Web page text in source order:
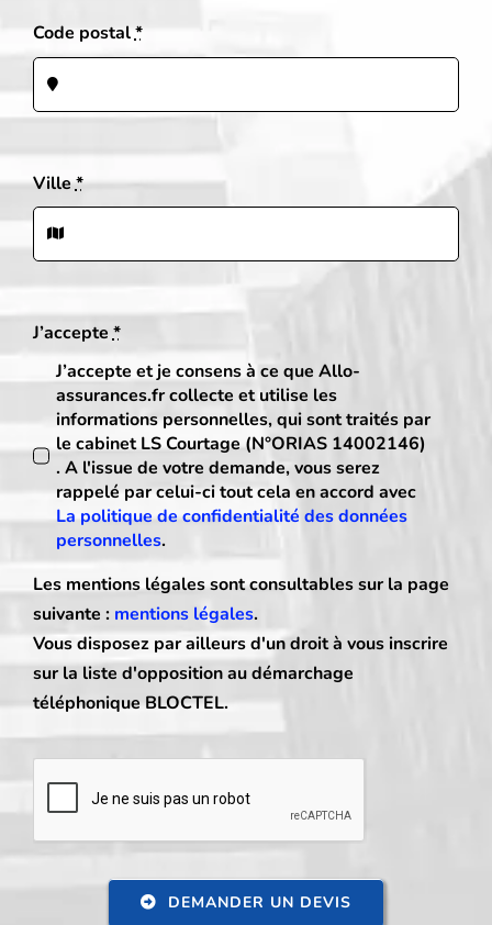
Code postal*
Ville*
J’accepte*
J’accepte et je consens à ce que Allo-
assurances.fr collecte et utilise les
informations personnelles, qui sont traités par
le cabinet LS Courtage (N°ORIAS 14002146)
. A l'issue de votre demande, vous serez
rappelé par celui-ci tout cela en accord avec
La politique de confidentialité des données
personnelles.
Les mentions légales sont consultables sur la page
suivante : mentions légales.
Vous disposez par ailleurs d'un droit à vous inscrire
sur la liste d'opposition au démarchage
téléphonique BLOCTEL.
DEMANDER UN DEVIS